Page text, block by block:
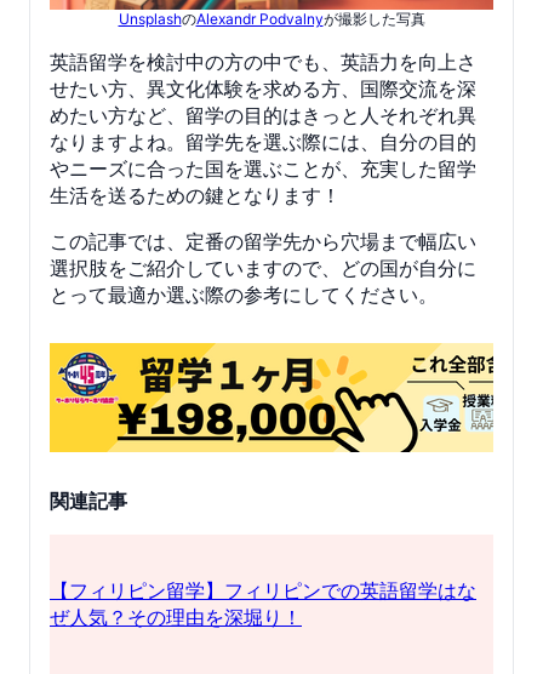
UnsplashのAlexandr Podvalnyが撮影した写真
英語留学を検討中の方の中でも、英語力を向上さ
せたい方、異文化体験を求める方、国際交流を深
めたい方など、留学の目的はきっと人それぞれ異
なりますよね。留学先を選ぶ際には、自分の目的
やニーズに合った国を選ぶことが、充実した留学
生活を送るための鍵となります！
この記事では、定番の留学先から穴場まで幅広い
選択肢をご紹介していますので、どの国が自分に
とって最適か選ぶ際の参考にしてください。
関連記事
【フィリピン留学】フィリピンでの英語留学はな
ぜ人気？その理由を深堀り！